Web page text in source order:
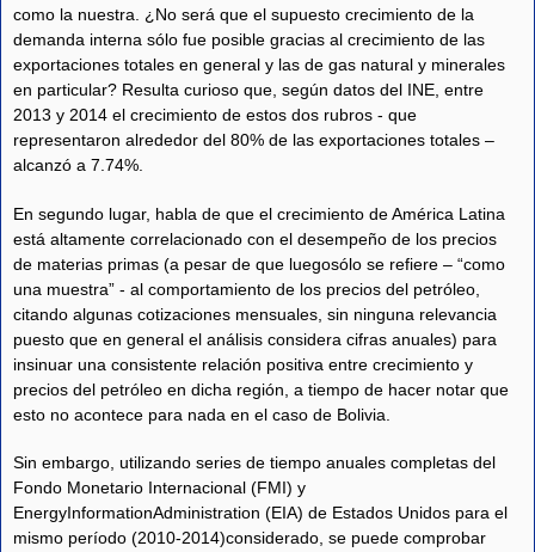
como la nuestra. ¿No será que el supuesto crecimiento de la
demanda interna sólo fue posible gracias al crecimiento de las
exportaciones totales en general y las de gas natural y minerales
en particular? Resulta curioso que, según datos del INE, entre
2013 y 2014 el crecimiento de estos dos rubros - que
representaron alrededor del 80% de las exportaciones totales –
alcanzó a 7.74%.
En segundo lugar, habla de que el crecimiento de América Latina
está altamente correlacionado con el desempeño de los precios
de materias primas (a pesar de que luegosólo se refiere – “como
una muestra” - al comportamiento de los precios del petróleo,
citando algunas cotizaciones mensuales, sin ninguna relevancia
puesto que en general el análisis considera cifras anuales) para
insinuar una consistente relación positiva entre crecimiento y
precios del petróleo en dicha región, a tiempo de hacer notar que
esto no acontece para nada en el caso de Bolivia.
Sin embargo, utilizando series de tiempo anuales completas del
Fondo Monetario Internacional (FMI) y
EnergyInformationAdministration (EIA) de Estados Unidos para el
mismo período (2010-2014)considerado, se puede comprobar